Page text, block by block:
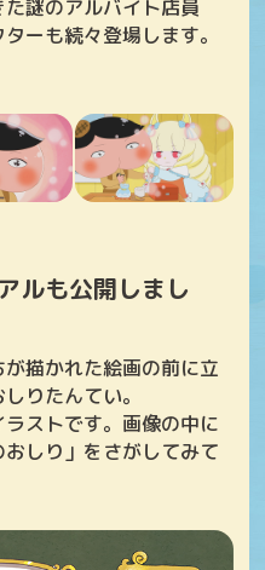
謎のアルバイト店員
ーも続々登場します。
ルも公開しまし
描かれた絵画の前に立
りたんてい。
ストです。画像の中に
しり」をさがしてみて